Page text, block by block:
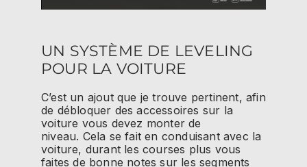
UN SYSTÈME DE LEVELING
POUR LA VOITURE
C’est un ajout que je trouve pertinent, afin
de débloquer des accessoires sur la
voiture vous devez monter de
niveau. Cela se fait en conduisant avec la
voiture, durant les courses plus vous
faites de bonne notes sur les segments